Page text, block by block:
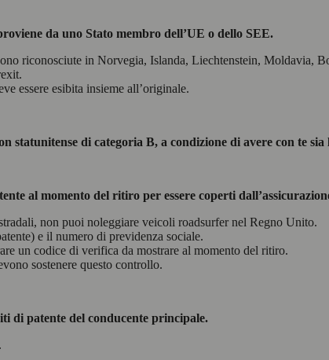
da uno Stato membro dell’UE o dello SEE.
riconosciute in Norvegia, Islanda, Liechtenstein, Moldavia,
essere esibita insieme all’originale.
di categoria B, a condizione di avere con te
al momento del ritiro per essere coperti
non puoi noleggiare veicoli roadsurfer nel Regno Unito.
e il numero di previdenza sociale.
un codice di verifica da mostrare al momento del ritiro.
sostenere questo controllo.
di patente del conducente principale.